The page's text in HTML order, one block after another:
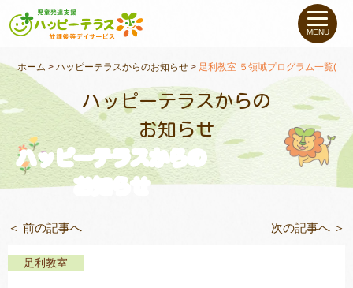
私たちについて
未就学のお子さま（０〜６才）
小学生〜高校生の お子さま
支援事例
教室一覧
MENU
ホーム >ハッピーテラスからのお知らせ > 足利教室 ５領域プログラム一覧(放
ハッピーテラスからの
お知らせ
ハッピーテラスからの
お知らせ
＜ 前の記事へ 次の記事へ ＞
足利教室